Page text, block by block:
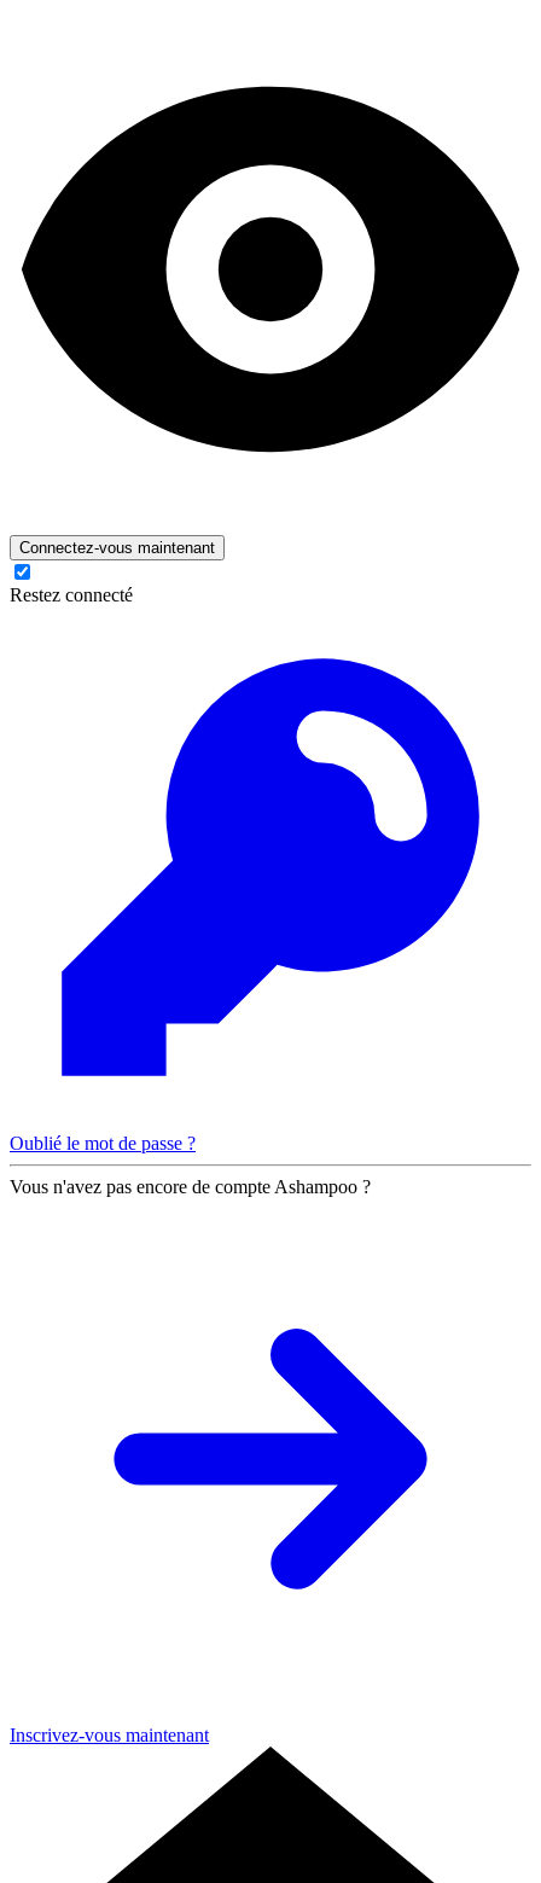
Connectez-vous maintenant
Restez connecté
Oublié le mot de passe ?
Vous n'avez pas encore de compte Ashampoo ?
Inscrivez-vous maintenant